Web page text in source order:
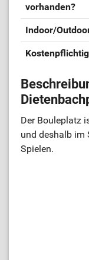
vorhanden?
Indoor/
Der Bouleplatz
und deshalb im
Spielen.